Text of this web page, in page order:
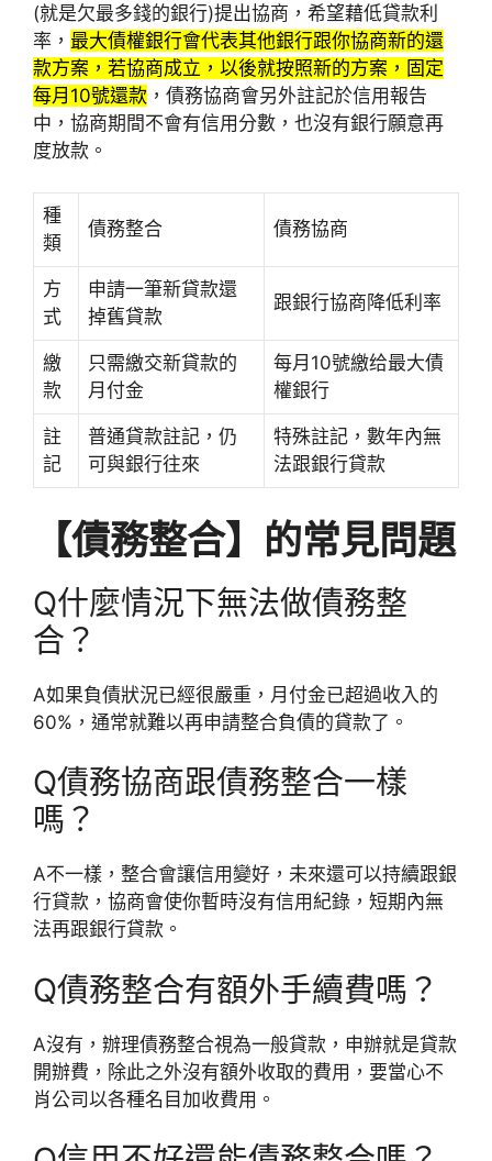
(就是欠最多錢的銀行)提出協商，希望藉低貸款利
率， 最大債權銀行會代表其他銀行跟你協商新的還
款方案，若協商成立，以後就按照新的方案，固定
每月10號還款 ，債務協商會另外註記於信用報告
中，協商期間不會有信用分數，也沒有銀行願意再
度放款。
種
類
債務整合 債務協商
方
式
申請一筆新貸款還
掉舊貸款
跟銀行協商降低利率
繳
款
只需繳交新貸款的
月付金
每月10號繳给最大債
權銀行
註
記
普通貸款註記，仍
可與銀行往來
特殊註記，數年內無
法跟銀行貸款
【債務整合】的常見問題
Q什麼情況下無法做債務整
合？
A如果負債狀況已經很嚴重，月付金已超過收入的
60%，通常就難以再申請整合負債的貸款了。
Q債務協商跟債務整合一樣
嗎？
A不一樣，整合會讓信用變好，未來還可以持續跟銀
行貸款，協商會使你暫時沒有信用紀錄，短期內無
法再跟銀行貸款。
Q債務整合有額外手續費嗎？
A沒有，辦理債務整合視為一般貸款，申辦就是貸款
開辦費，除此之外沒有額外收取的費用，要當心不
肖公司以各種名目加收費用。